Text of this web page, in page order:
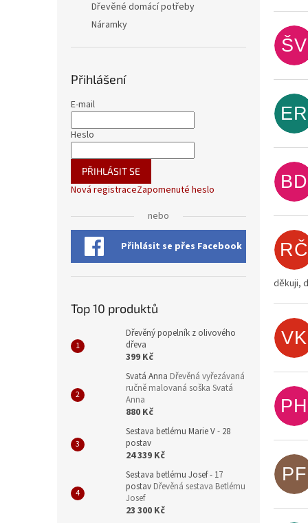
Dřevěné domácí potřeby
Náramky
Přihlášení
E-mail
Heslo
PŘIHLÁSIT SE
Nová registraceZapomenuté heslo
nebo
Přihlásit se přes Facebook
Top 10 produktů
Dřevěný popelník z olivového
dřeva
399 Kč
Svatá Anna Dřevěná vyřezávaná
ručně malovaná soška Svatá
Anna
880 Kč
Sestava betlému Marie V - 28
postav
24 339 Kč
Sestava betlému Josef - 17
postav Dřevěná sestava Betlému
Josef
23 300 Kč
ŠV
ER
BD
RČ
děkuji,
VK
PH
PF